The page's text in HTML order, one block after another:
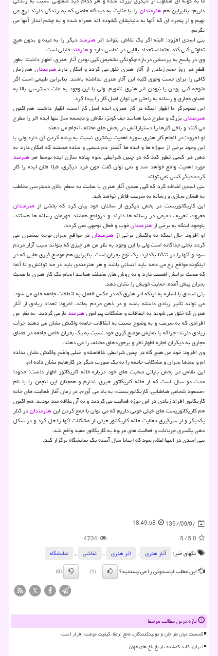
داریم؛ بنابراین همهنرمندان را با عنایت به دیدگاه خاصی كه به زندگی دارند ارج می
نهیم و از پنجره ای كه آنها به دنیایشان گشوده اند همراه شده و به چشم انداز آنها می
نگریم.
بنی اسدی افزود: البته اگر یك نقاش بتواند اثرهنرمنددیگر را به عینه و بدون هیچ
تفاوتی كپی كند، حتما استعداد بالایی در نقاشی دارد وهنرمندقابلی است.
وی در پاسخ به پرسشی درباره چگونگی تشخیص كپی بودن آثار هنری، اظهار داشت: بطور
قطع هر روز حجم زیادی از آثار هنری خلق می گردد و امكان داردهنرمندان هم زمان
كافی را برای جست وجوی كلیه این آثار هنری نداشته باشند. بنابراین طبیعی است اگر
متوجه كپی بودن یا نبودن اثر هنری نشویم. ولی با این وجود به علت دسترسی بالا به
فضای مجازی و رسانه به راحتی می توان اصل كار را پیدا كرد.
این تصویرگر با اظهار اینكه در كار هنری، ایده اصل كار است، اظهار داشت: هم اكنون
هنرمندانبزرگ و مطرح دنیا همانند جف كونز، نقاش و مجسمه ساز تنها ایده اثر را مطرح
می كنند و باقی كارها را دستیارانش در بخش های مختلف انجام می دهند.
او افزود: در انجام كار هنری سوژه اهمیت بیشتری نسبت به پیاده كردن آن دارد ولی با
این وجود برخی از سوژه ها و ایده ها آنقدر دم دستی و ساده هستند كه امكان دارد به
ذهن هر كسی خطور كند كه در چنین شرایطی نحوه پیاده سازی ایده توسط هرهنرمند
مورد اهمیت واقع خواهد شد و نمی توان گفت چون فرد دیگری، قبلا فلان ایده را كار
كرده دیگر كسی نمی تواند.
بنی اسدی اضافه كرد كه كپی عمدی آثار هنری با عنایت به سطح بالای دسترسی مخاطب
به فضای مجازی و رسانه به سرعت فاش خواهد شد.
این كاریكاتوریست در بخش دیگری از سخنان خود بیان كرد كه بخشی از هنرمندان
معروف تعریف دقیقی در رسانه ها دارند و درواقع همانند قهرمان رسانه ها هستند،
باوجود اینكه به برخی ازهنرمندانخوب و فعال توجهی نمی گردد.
او افزود: حال اینكه به واكنش برخی ازهنرمندان در مواقع بحران توجه بیشتری می
گردد بحثی جداگانه است ولی با این وجود به نظر من هر چیزی كه بتواند سبب آزار مردم
شود و آنها را در تنگنا بگذارد، یك نوع بحران است. بنابراین هم موضع گیری هایی كه در
اینگونه مواقع رخ می دهد باید انسانی باشد و هر هنرمندی باید در حد توانش و تا آنجا
كه مبحث برایش اهمیت دارد و به روش های مختلف همانند انجام یك كار هنری با مبحث
بحران پیش آمده، حمایت خویش را نشان دهد.
بنی اسدی با اشاره به اینكه اثر هنری كه در عكس العمل به اتفاقات جامعه خلق می شود،
می تواند تأثیر زیادی داشته باشد و در ذهن مردم بماند، افزود: تعداد زیادی از آثار
هنری كه خلق می شوند به اتفاقات و مشكلات پیرامونهنرمندبازمی گردند. به نظر من
افرادی كه به سرعت و به وضوح نسبت به اتفاقات جامعه واكنش نشان می دهند جرأت
زیادی دارند؛ چراكه با نمایش موضع گیری خود نسبت به یك بحران خاص جامعه در فضای
مجازی به دیگران اجازه اظهارنظر و برخوردهای مختلف را می دهند.
وی افزود: خود من هیچ گاه در چنین شرایطی بلافاصله و خیلی واضح واكنش نشان نداده
ام و بعدها بحران و مشكلات جامعه را به یك صورت دیگر در كارهایم نشان داده ام.
این نقاش در بخش پایانی صحبت های خود درباره خانه كاریكاتور اظهار داشت: حدودا
مدت دو سال است كه از خانه كاریكاتور خبری ندارم و همچنان این انجمن را با نام
«مسعود شجاعی طباطبایی، كاریكاتوریست» به یاد می آورم. در زمان آغاز فعالیت های خانه
كاریكاتور افراد زیادی در این حوزه فعالیت می كردند و به آن علاقه مند بودند. هم اكنون
هم كاریكاتوریست های خیلی خوبی داریم كه می توان با جمع كردن اینهنرمنداندر كنار
یكدیگر و از سرگیری فعالیت خانه كاریكاتور خیلی از مشكلات آنها را حل كرد و در شكل
دهی یكسری جریانات و فعالیت های مربوط به كاریكاتور مفید واقع شد.
بنی اسدی در انتها اعلام نمود كه احیانا سال آینده یك نمایشگاه برگزار كند.
1397/09/07
18:49:58
5.0
/
5
4734
تگهای خبر:
آثار هنری , اثر هنری , نقاشی‌ ,
نمایشگاه
این مطلب لباسدونی را می پسندید؟
(1)
(0)
X
تازه ترین مطالب مرتبط
گسست میان طراحان و تولیدکنندگان، مانع ارتقاء کیفیت نوشت افزار است
ایران، کلید گمشده تاریخ باغ های جهان